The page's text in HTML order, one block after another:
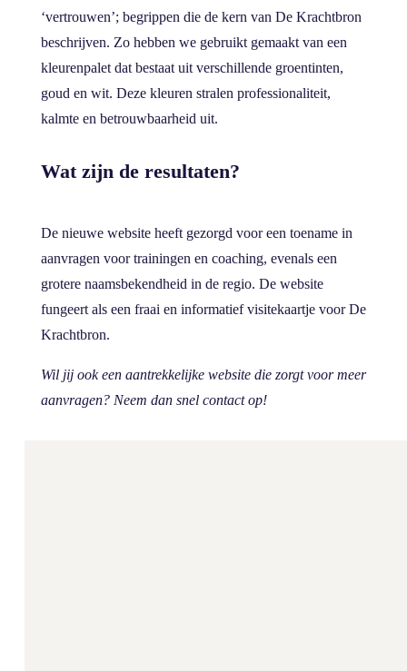
‘vertrouwen’; begrippen die de kern van De Krachtbron
beschrijven. Zo hebben we gebruikt gemaakt van een
kleurenpalet dat bestaat uit verschillende groentinten,
goud en wit. Deze kleuren stralen professionaliteit,
kalmte en betrouwbaarheid uit.
Wat zijn de resultaten?
De nieuwe website heeft gezorgd voor een toename in
aanvragen voor trainingen en coaching, evenals een
grotere naamsbekendheid in de regio. De website
fungeert als een fraai en informatief visitekaartje voor De
Krachtbron.
Wil jij ook een aantrekkelijke website die zorgt voor meer
aanvragen? Neem dan snel contact op!